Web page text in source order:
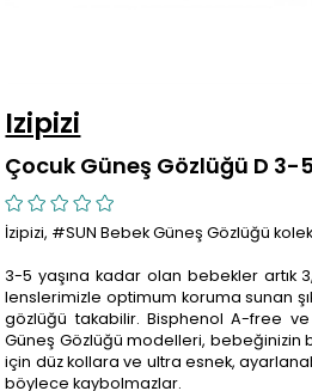
Izipizi
Çocuk Güneş Gözlüğü D 3-
İzipizi, #SUN Bebek Güneş Gözlüğü
3-5 yaşına kadar olan bebekler artık
lenslerimizle optimum koruma sunan
gözlüğü takabilir. Bisphenol A-free
Güneş Gözlüğü modelleri, bebeğinizin
için düz kollara ve ultra esnek,
böylece kaybolmazlar.